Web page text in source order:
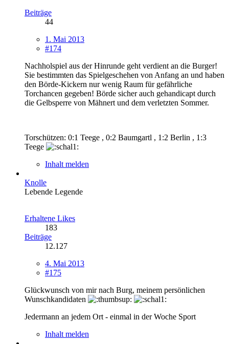
Beiträge
44
1. Mai 2013
#174
Nachholspiel aus der Hinrunde geht verdient an die Burger!
Sie bestimmten das Spielgeschehen von Anfang an und haben
den Börde-Kickern nur wenig Raum für gefährliche
Torchancen gegeben! Börde sicher auch gehandicapt durch
die Gelbsperre von Mähnert und dem verletzten Sommer.
Torschützen: 0:1 Teege , 0:2 Baumgartl , 1:2 Berlin , 1:3
Teege
Inhalt melden
Knolle
Lebende Legende
Erhaltene Likes
183
Beiträge
12.127
4. Mai 2013
#175
Glückwunsch von mir nach Burg, meinem persönlichen
Wunschkandidaten
Jedermann an jedem Ort - einmal in der Woche Sport
Inhalt melden